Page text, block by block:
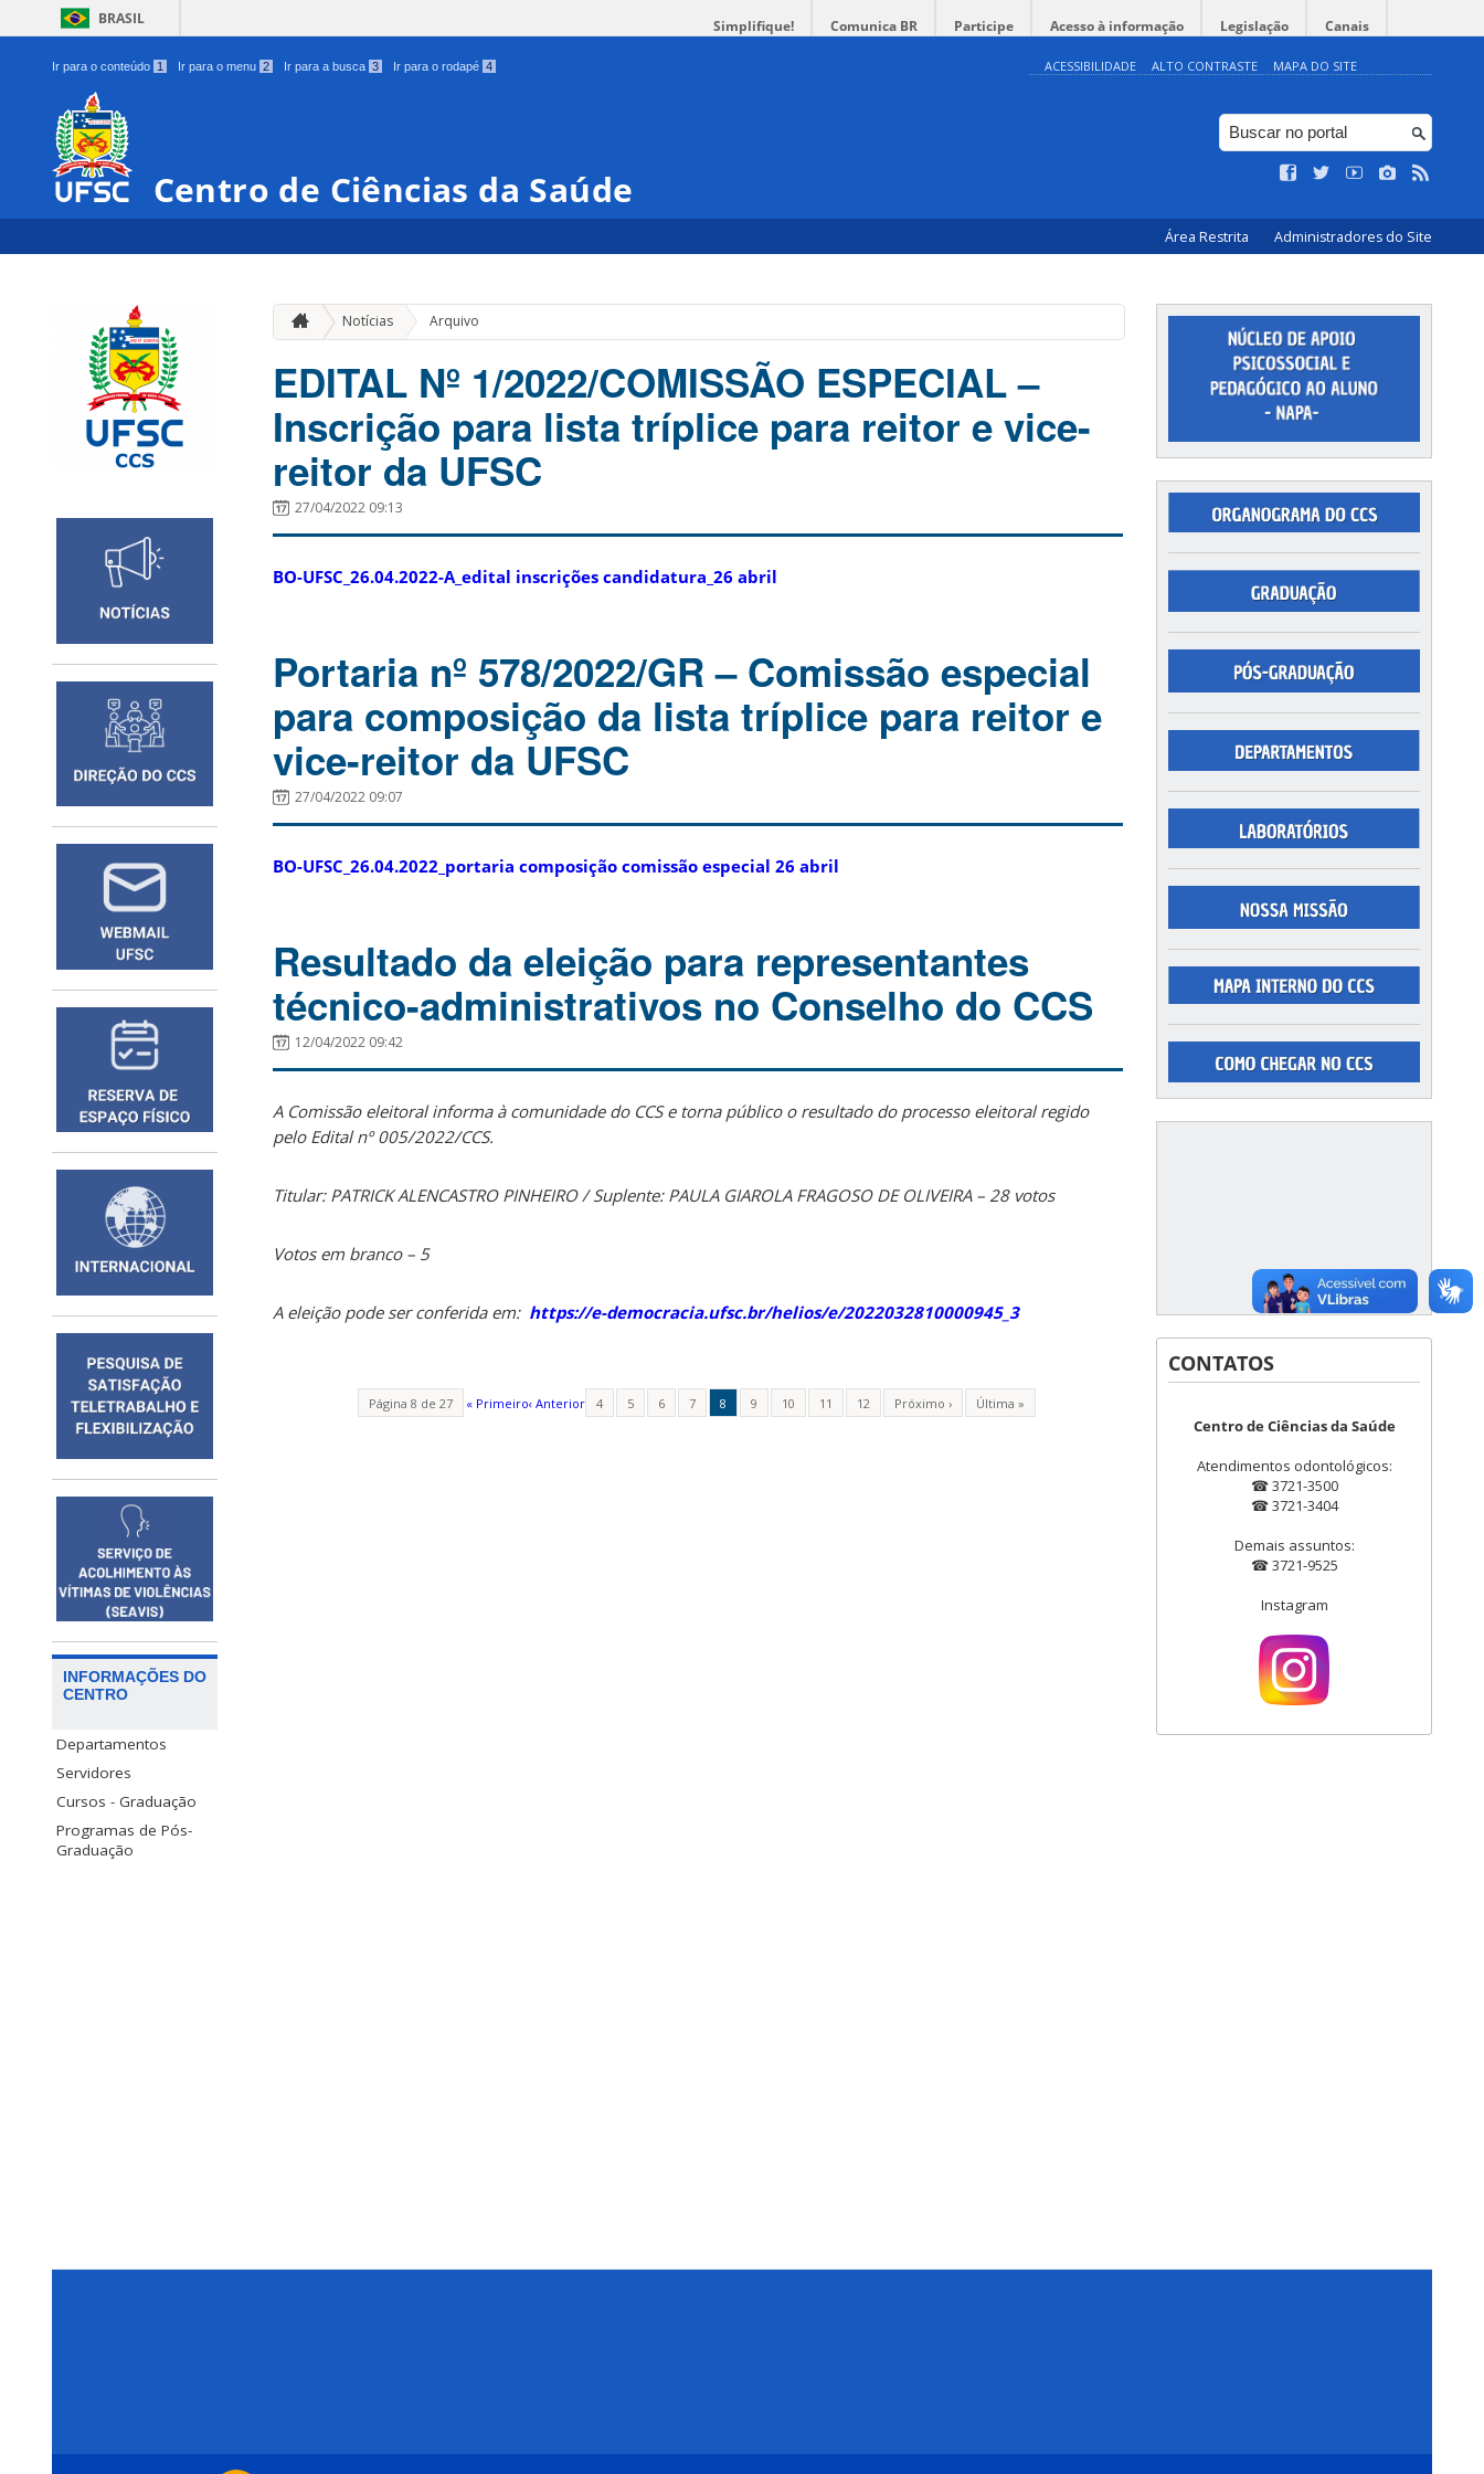
BRASIL Simplifique! Comunica BR Participe Acesso à informação Legislação Canais
Ir para o conteúdo 1 Ir para o menu 2 Ir para a busca 3 Ir para o rodapé 4 ACESSIBILIDADE ALTO CONTRASTE MAPA DO SITE
Centro de Ciências da Saúde
Área Restrita Administradores do Site
INFORMAÇÕES DO
CENTRO
Departamentos
Servidores
Cursos - Graduação
Programas de Pós-
Graduação
Notícias Arquivo
EDITAL Nº 1/2022/COMISSÃO ESPECIAL –
Inscrição para lista tríplice para reitor e vice-
reitor da UFSC
27/04/2022 09:13
BO-UFSC_26.04.2022-A_edital inscrições candidatura_26 abril
Portaria nº 578/2022/GR – Comissão especial
para composição da lista tríplice para reitor e
vice-reitor da UFSC
27/04/2022 09:07
BO-UFSC_26.04.2022_portaria composição comissão especial 26 abril
Resultado da eleição para representantes
técnico-administrativos no Conselho do CCS
12/04/2022 09:42
A Comissão eleitoral informa à comunidade do CCS e torna público o resultado do processo eleitoral regido
pelo Edital nº 005/2022/CCS.
Titular: PATRICK ALENCASTRO PINHEIRO / Suplente: PAULA GIAROLA FRAGOSO DE OLIVEIRA – 28 votos
Votos em branco – 5
A eleição pode ser conferida em: https://e-democracia.ufsc.br/helios/e/2022032810000945_3
Página 8 de 27 « Primeiro‹ Anterior 4 5 6 7 8 9 10 11 12 Próximo › Última »
CONTATOS
Centro de Ciências da Saúde
Atendimentos odontológicos:
☎ 3721-3500
☎ 3721-3404
Demais assuntos:
☎ 3721-9525
Instagram